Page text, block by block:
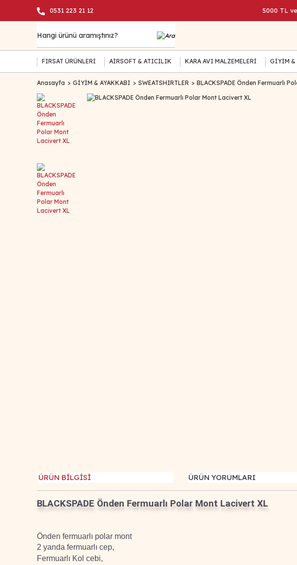
0531 223 21 12 5000 TL
FIRSAT ÜRÜNLERİ AİRSOFT & ATICILIK KARA AVI MALZEMELERİ GİYİM &
Anasayfa GİYİM & AYAKKABI SWEATSHIRTLER BLACKSPADE Önden Fermuarlı
ÜRÜN BİLGİSİ ÜRÜN YORUMLARI
BLACKSPADE Önden Fermuarlı Polar Mont Lacivert XL
Önden fermuarlı polar mont
2 yanda fermuarlı cep,
Fermuarlı Kol cebi,